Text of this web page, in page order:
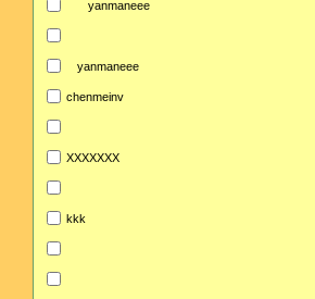
yanmaneee
yanmaneee
chenmeinv
XXXXXXX
kkk